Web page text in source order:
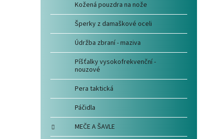
Kožená pouzdra na nože
Šperky z damaškové oceli
Údržba zbraní - maziva
Píšťalky vysokofrekvenční -
nouzové
Pera taktická
Páčidla
MEČE A ŠAVLE